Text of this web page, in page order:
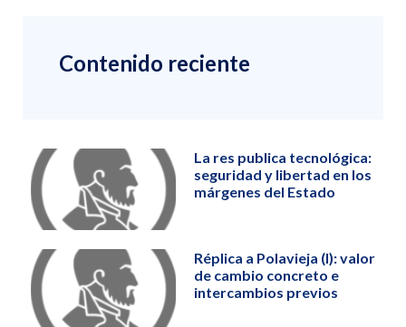
Contenido reciente
La res publica tecnológica:
seguridad y libertad en los
márgenes del Estado
Réplica a Polavieja (I): valor
de cambio concreto e
intercambios previos